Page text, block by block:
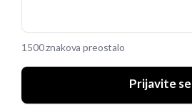
1500 znakova preostalo
Prijavite se